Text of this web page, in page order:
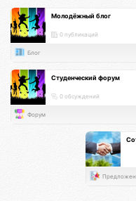
Молодёжный блог
0 публикаций
Блог
Студенческий форум
0 обсуждений
Форум